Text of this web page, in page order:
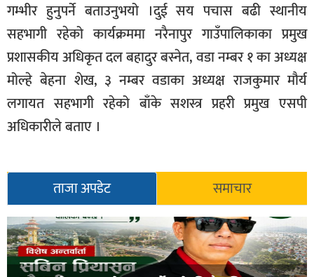
गम्भीर हुनुपर्ने बताउनुभयो ।दुई सय पचास बढी स्थानीय
सहभागी रहेको कार्यक्रममा नरैनापुर गाउँपालिकाका प्रमुख
प्रशासकीय अधिकृत दल बहादुर बस्नेत, वडा नम्बर १ का अध्यक्ष
मोल्हे बेहना शेख, ३ नम्बर वडाका अध्यक्ष राजकुमार मौर्य
लगायत सहभागी रहेको बाँके सशस्त्र प्रहरी प्रमुख एसपी
अधिकारीले बताए ।
ताजा अपडेट समाचार